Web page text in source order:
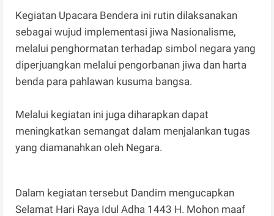
Kegiatan Upacara Bendera ini rutin dilaksanakan
sebagai wujud implementasi jiwa Nasionalisme,
melalui penghormatan terhadap simbol negara yang
diperjuangkan melalui pengorbanan jiwa dan harta
benda para pahlawan kusuma bangsa.
Melalui kegiatan ini juga diharapkan dapat
meningkatkan semangat dalam menjalankan tugas
yang diamanahkan oleh Negara.
Dalam kegiatan tersebut Dandim mengucapkan
Selamat Hari Raya Idul Adha 1443 H. Mohon maaf